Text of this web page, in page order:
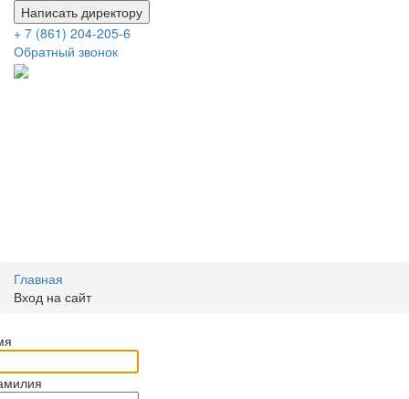
Написать директору
+ 7 (861) 204-205-6
Обратный звонок
Главная
Вход на сайт